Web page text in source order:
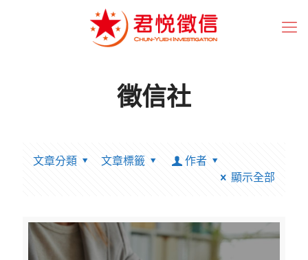
徵信社
文章分類 文章標籤
作者
顯示全部